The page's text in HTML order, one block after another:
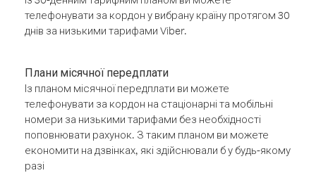
телефонувати за кордон у вибрану країну протягом 30
днів за низькими тарифами Viber.
Плани місячної передплати
Із планом місячної передплати ви можете
телефонувати за кордон на стаціонарні та мобільні
номери за низькими тарифами без необхідності
поповнювати рахунок. З таким планом ви можете
економити на дзвінках, які здійснювали б у будь-якому
разі